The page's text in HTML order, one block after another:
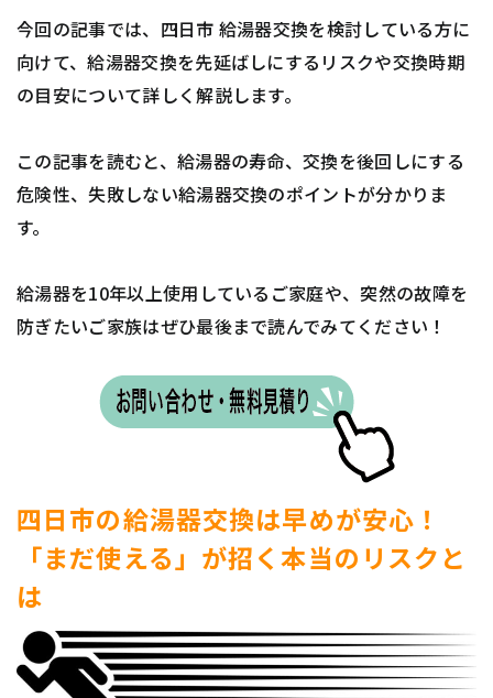
今回の記事では、四日市 給湯器交換を検討している方に
向けて、給湯器交換を先延ばしにするリスクや交換時期
の目安について詳しく解説します。
この記事を読むと、給湯器の寿命、交換を後回しにする
危険性、失敗しない給湯器交換のポイントが分かりま
す。
給湯器を10年以上使用しているご家庭や、突然の故障を
防ぎたいご家族はぜひ最後まで読んでみてください！
四日市の給湯器交換は早めが安心！
「まだ使える」が招く本当のリスクと
は